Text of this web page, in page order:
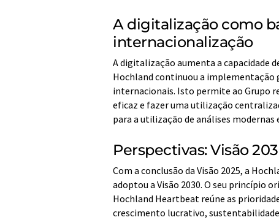
A digitalização como
internacionalização
A digitalização aumenta a capacidade
Hochland continuou a implementação
internacionais. Isto permite ao Grupo
eficaz e fazer uma utilização
para a utilização de análises modernas
Perspectivas: Visão
Com a conclusão da Visão 2025, a
adoptou a Visão 2030. O seu princípio
Hochland Heartbeat reúne as
crescimento lucrativo, sustentabilidade